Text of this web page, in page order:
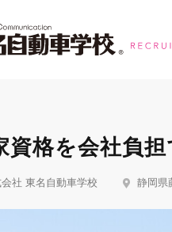
資格を会社負
社 東名自動車学校 静岡県